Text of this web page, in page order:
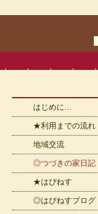
はじめに…
★利用までの流れ
地域交流
◎つづきの家日記
★はぴねす
◎はぴねすブログ